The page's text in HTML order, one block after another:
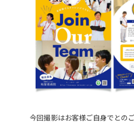
今回撮影はお客様ご自身でとの